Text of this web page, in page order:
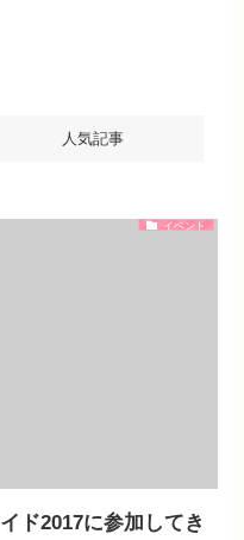
人気記事
イベント
ド2017に参加してき